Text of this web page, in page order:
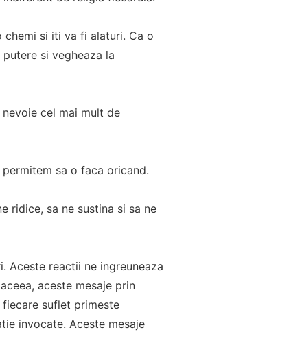
chemi si iti va fi alaturi. Ca o
si vegheaza la
cel mai mult de
sa o faca oricand.
ridice, sa ne sustina si sa ne
Aceste reactii ne ingreuneaza
aceste mesaje prin
suflet primeste
invocate. Aceste mesaje